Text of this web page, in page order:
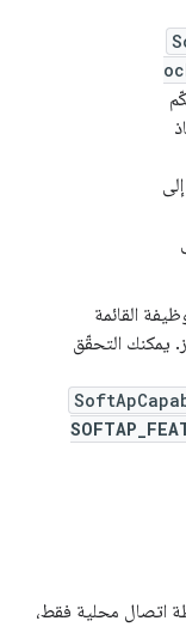
القائمة
يمكنك التحقّق
اتصال محلية فقط،